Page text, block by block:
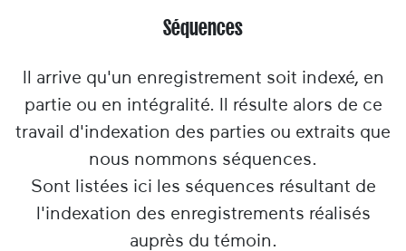
Séquences
Il arrive qu'un enregistrement soit indexé, en
partie ou en intégralité. Il résulte alors de ce
travail d'indexation des parties ou extraits que
nous nommons séquences.
Sont listées ici les séquences résultant de
l'indexation des enregistrements réalisés
auprès du témoin.